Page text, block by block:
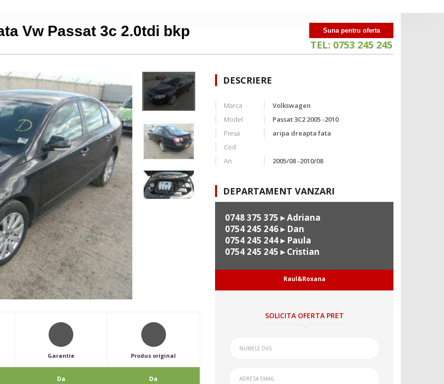
Vw Passat 3c 2.0tdi bkp Suna pentru oferta
TEL: 0753 245 245
Garantie
Da
Produs original
Da
DESCRIERE
Marca
Volkswagen
Model
Passat 3C2 2005 -2010
Piesa
aripa dreapta fata
Cod
An
2005/08 -2010/08
DEPARTAMENT VANZARI
0748 375 375 ▸ Adriana
0754 245 246▸ Dan
0754 245 244▸ Paula
0754 245 245 ▸ Cristian
Raul&Roxana
SOLICITA OFERTA PRET